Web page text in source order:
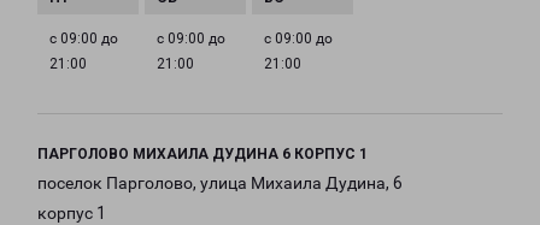
с 09:00 до
21:00
с 09:00 до
21:00
с 09:00 до
21:00
ПАРГОЛОВО МИХАИЛА ДУДИНА 6 КОРПУС 1
поселок Парголово, улица Михаила Дудина, 6
корпус 1